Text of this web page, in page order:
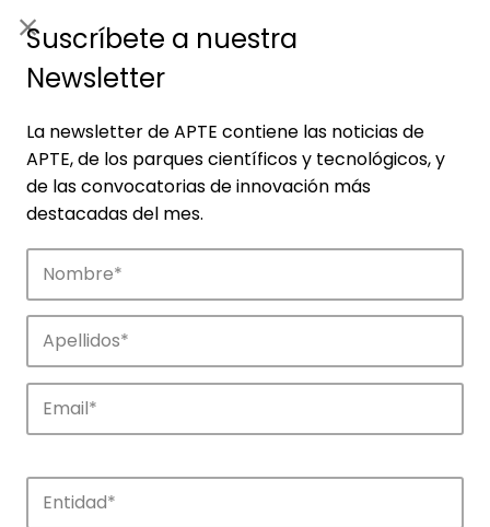
Noticias
Conoce las noticias más destacadas de
tecnológicos.
Suscríbete a nuestra
Newsletter
La newsletter de APTE contiene las noticias de
APTE, de los parques científicos y tecnológicos, y
de las convocatorias de innovación más
destacadas del mes.